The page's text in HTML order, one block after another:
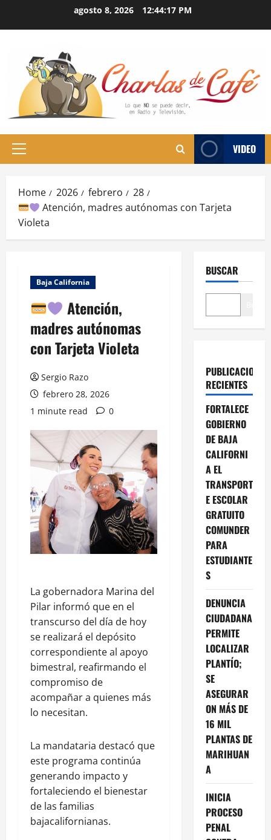
agosto 8, 2026 12:44:18 PM
Primary
VIDEO
Home 2026 febrero
28
Atención, madres autónomas con Tarjeta
Violeta
Baja California
Atención,
madres autónomas
con Tarjeta Violeta
Sergio Razo
febrero 28, 2026
1 minute read
0
La gobernadora Marina del
Pilar informó que en el
transcurso del día de hoy
se realizará el depósito
correspondiente al apoyo
bimestral, reafirmando el
compromiso de
acompañar a quienes más
lo necesitan.
La mandataria destacó que
este programa continúa
generando impacto y
fortaleciendo el bienestar
de las familias
bajacalifornianas.
BUSCAR
PUBLICACIONES
RECIENTES
FORTALECE
GOBIERNO
DE BAJA
CALIFORNI
A EL
TRANSPORT
E ESCOLAR
GRATUITO
COMUNDER
PARA
ESTUDIANTE
S
DENUNCIA
CIUDADANA
PERMITE
LOCALIZAR
PLANTÍO;
SE
ASEGURAR
ON MÁS DE
16 MIL
PLANTAS DE
MARIHUAN
A
INICIA
PROCESO
PENAL